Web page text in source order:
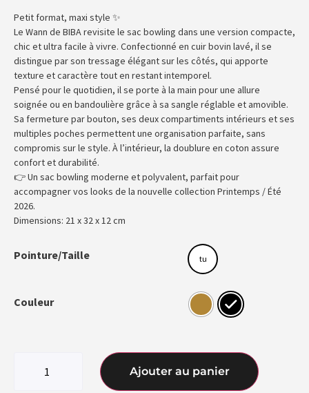
Petit format, maxi style ✨
Le Wann de BIBA revisite le sac bowling dans une version compacte,
chic et ultra facile à vivre. Confectionné en cuir bovin lavé, il se
distingue par son tressage élégant sur les côtés, qui apporte
texture et caractère tout en restant intemporel.
Pensé pour le quotidien, il se porte à la main pour une allure
soignée ou en bandoulière grâce à sa sangle réglable et amovible.
Sa fermeture par bouton, ses deux compartiments intérieurs et ses
multiples poches permettent une organisation parfaite, sans
compromis sur le style. À l’intérieur, la doublure en coton assure
confort et durabilité.
👉 Un sac bowling moderne et polyvalent, parfait pour
accompagner vos looks de la nouvelle collection Printemps / Été
2026.
Dimensions: 21 x 32 x 12 cm
Pointure/Taille tu
Couleur
Ajouter au panier